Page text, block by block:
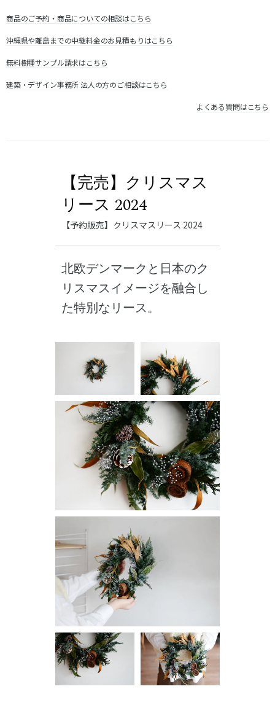
商品のご予約・商品についての相談はこちら
沖縄県や離島までの中継料金のお見積もりはこちら
無料樹種サンプル請求はこちら
建築・デザイン事務所 法人の方のご相談はこちら
よくある質問はこちら
【完売】クリスマス
リース 2024
【予約販売】クリスマスリース 2024
北欧デンマークと日本のク
リスマスイメージを融合し
た特別なリース。